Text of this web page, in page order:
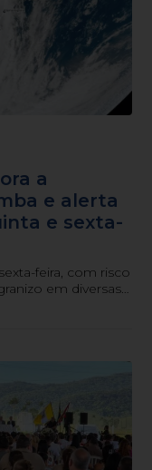
a
e alerta
e sexta-
feira, com risco
em diversas